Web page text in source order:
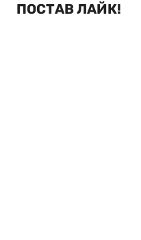
ПОСТАВ ЛАЙК!